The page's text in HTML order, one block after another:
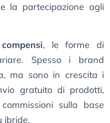
la partecipazione agli
, le forme di
Spesso i brand
ma sono in crescita i
gratuito di prodotti,
sulla base
ibride.